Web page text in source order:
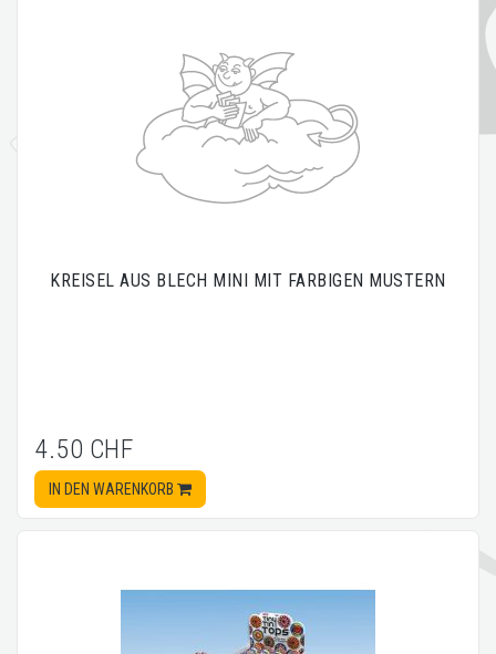
KREISEL AUS BLECH MINI MIT FARBIGEN MUSTERN
4.50 CHF
IN DEN WARENKORB